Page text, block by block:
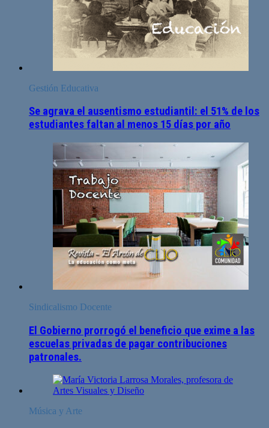
Gestión Educativa
Se agrava el ausentismo estudiantil: el 51% de los
estudiantes faltan al menos 15 días por año
Sindicalismo Docente
El Gobierno prorrogó el beneficio que exime a las
escuelas privadas de pagar contribuciones
patronales.
Música y Arte